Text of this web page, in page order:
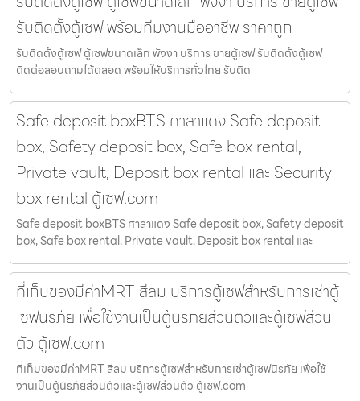
รับติดตั้งตู้เซฟ พร้อมทีมงานมืออาชีพ ราคาถูก
รับติดตั้งตู้เซฟ ตู้เซฟขนาดเล็ก พังงา บริการ ขายตู้เซฟ รับติดตั้งตู้เซฟ
ติดต่อสอบถามได้ตลอด พร้อมให้บริการทั่วไทย รับติด
Safe deposit boxBTS ศาลาแดง Safe deposit
box, Safety deposit box, Safe box rental,
Private vault, Deposit box rental และ Security
box rental ตู้เซฟ.com
Safe deposit boxBTS ศาลาแดง Safe deposit box, Safety deposit
box, Safe box rental, Private vault, Deposit box rental และ
ที่เก็บของมีค่าMRT สีลม บริการตู้เซฟสำหรับการเช่าตู้
เซฟนิรภัย เพื่อใช้งานเป็นตู้นิรภัยส่วนตัวและตู้เซฟส่วน
ตัว ตู้เซฟ.com
ที่เก็บของมีค่าMRT สีลม บริการตู้เซฟสำหรับการเช่าตู้เซฟนิรภัย เพื่อใช้
งานเป็นตู้นิรภัยส่วนตัวและตู้เซฟส่วนตัว ตู้เซฟ.com